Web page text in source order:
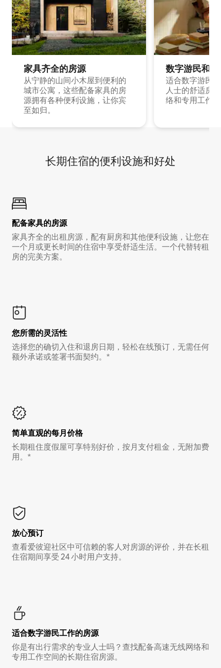
家具齐全的房源
从宁静的山间小木屋到便利的
城市公寓，这些配备家具的房
源拥有各种便利设施，让你宾
至如归。
数字游民和
适合数字游民
人士的舒适房
络和专用工作
长期住宿的便利设施和好处
配备家具的房源
家具齐全的出租房源，配有厨房和其他便利设施，让您在
一个月或更长时间的住宿中享受舒适生活。一个代替转租
房的完美方案。
您所需的灵活性
选择您的确切入住和退房日期，轻松在线预订，无需任何
额外承诺或签署书面契约。*
简单直观的每月价格
长期租住度假屋可享特别好价，按月支付租金，无附加费
用。*
放心预订
查看爱彼迎社区中可信赖的客人对房源的评价，并在长租
住宿期间享受 24 小时用户支持。
适合数字游民工作的房源
你是有出行需求的专业人士吗？查找配备高速无线网络和
专用工作空间的长期住宿房源。